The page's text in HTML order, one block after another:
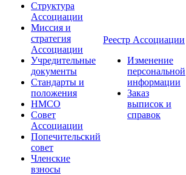
Структура
Ассоциации
Миссия и
стратегия
Ассоциации
Учредительные
документы
Стандарты и
положения
НМСО
Совет
Ассоциации
Попечительский
совет
Членские
взносы
Реестр Ассоциации
Изменение
персональной
информации
Заказ
выписок и
справок